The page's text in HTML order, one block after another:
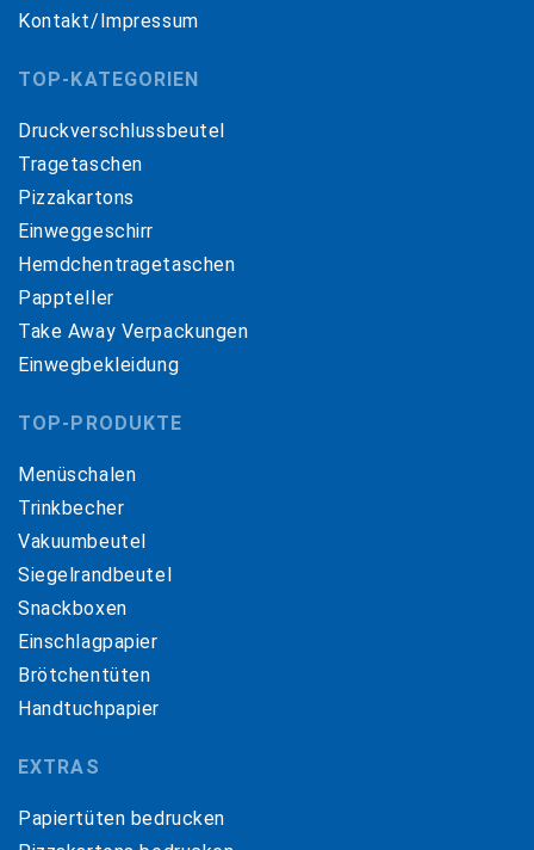
Kontakt/Impressum
TOP-KATEGORIEN
Druckverschlussbeutel
Tragetaschen
Pizzakartons
Einweggeschirr
Hemdchentragetaschen
Pappteller
Take Away Verpackungen
Einwegbekleidung
TOP-PRODUKTE
Menüschalen
Trinkbecher
Vakuumbeutel
Siegelrandbeutel
Snackboxen
Einschlagpapier
Brötchentüten
Handtuchpapier
EXTRAS
Papiertüten bedrucken